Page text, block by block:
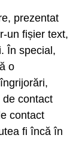
prezentat
un fișier text,
În special,
o
contact
contact
fi încă în